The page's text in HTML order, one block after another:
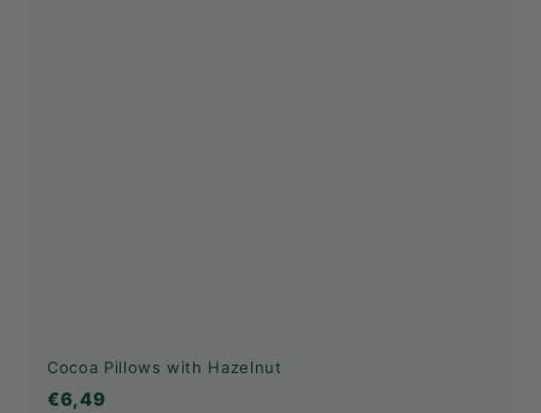
Cocoa Pillows with Hazelnut
€6,49€6,49